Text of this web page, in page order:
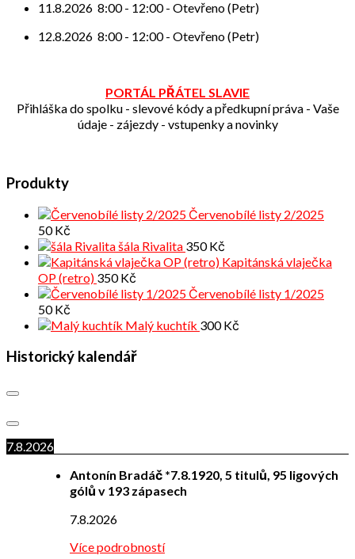
11.8.2026 8:00- 12:00- Otevřeno (Petr)
12.8.2026 8:00- 12:00- Otevřeno (Petr)
PORTÁL PŘÁTEL SLAVIE
Přihláška do spolku - slevové kódy a předkupní práva - Vaše
údaje - zájezdy - vstupenky a novinky
Produkty
Červenobílé listy 2/2025
50Kč
šála Rivalita 350Kč
Kapitánská vlaječka
OP (retro) 350Kč
Červenobílé listy 1/2025
50Kč
Malý kuchtík 300Kč
Historický kalendář
7.8.2026
Antonín Bradáč *7.8.1920, 5 titulů, 95 ligových
gólů v 193 zápasech
7.8.2026
Více podrobností